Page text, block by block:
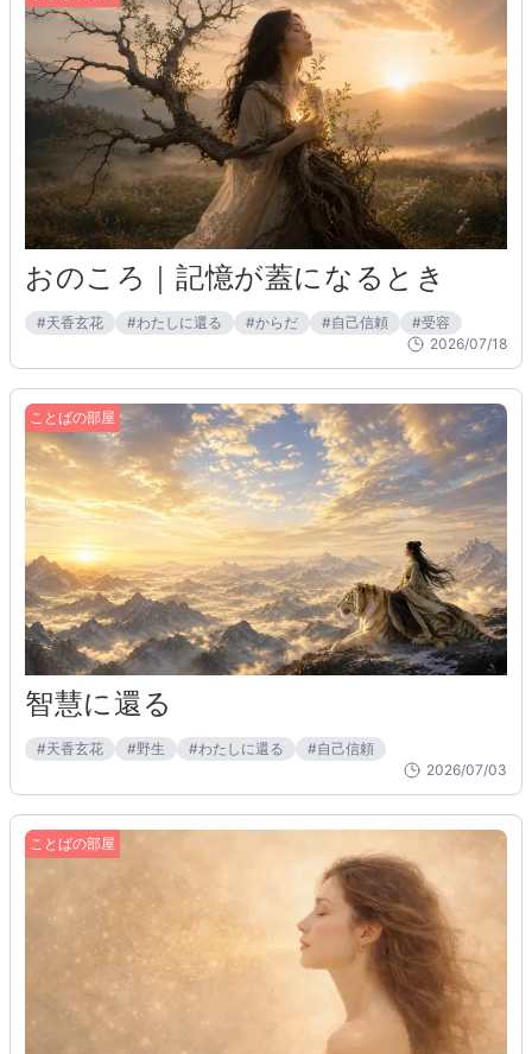
おのころ｜記憶が蓋になるとき
#天香玄花 #わたしに還る #からだ #自己信頼 #受容
2026/07/18
ことばの部屋
智慧に還る
#天香玄花 #野生 #わたしに還る #自己信頼
2026/07/03
ことばの部屋